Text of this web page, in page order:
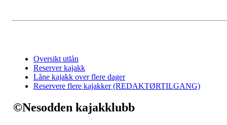
Oversikt utlån
Reserver kajakk
Låne kajakk over flere dager
Reservere flere kajakker (REDAKTØRTILGANG)
©Nesodden kajakklubb